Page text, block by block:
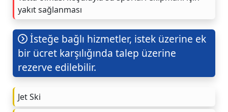
yakıt sağlanması
İsteğe bağlı hizmetler, istek üzerine ek
bir ücret karşılığında talep üzerine
rezerve edilebilir.
Jet Ski